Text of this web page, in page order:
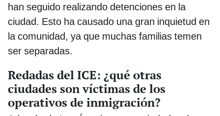
han seguido realizando detenciones en la
ciudad. Esto ha causado una gran inquietud en
la comunidad, ya que muchas familias temen
ser separadas.
Redadas del ICE: ¿qué otras
ciudades son víctimas de los
operativos de inmigración?